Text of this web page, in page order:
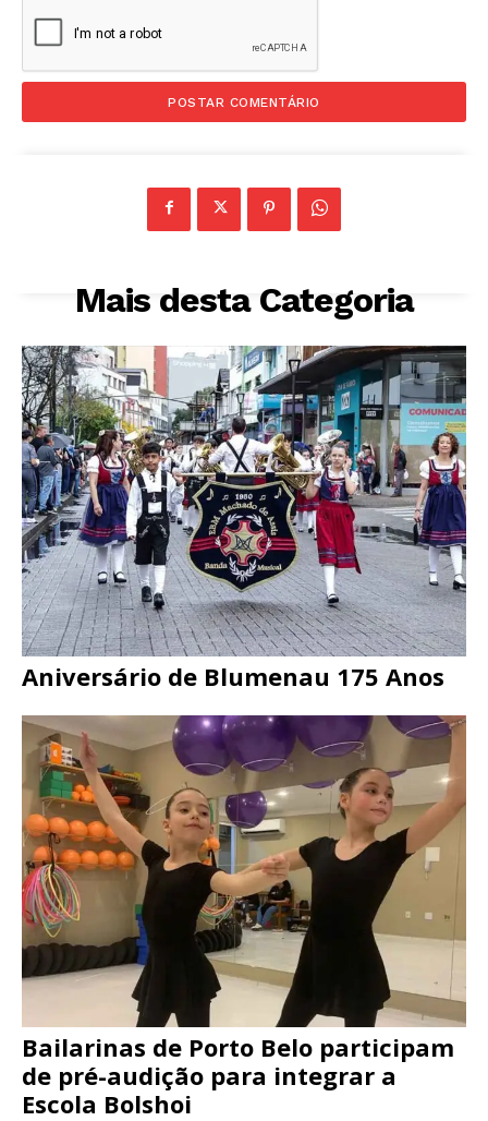
Mais desta Categoria
Aniversário de Blumenau 175 Anos
Bailarinas de Porto Belo participam
de pré-audição para integrar a
Escola Bolshoi